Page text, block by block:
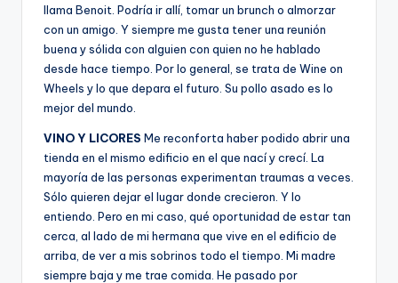
llama Benoit. Podría ir allí, tomar un brunch o almorzar
con un amigo. Y siempre me gusta tener una reunión
buena y sólida con alguien con quien no he hablado
desde hace tiempo. Por lo general, se trata de Wine on
Wheels y lo que depara el futuro. Su pollo asado es lo
mejor del mundo.
VINO Y LICORES Me reconforta haber podido abrir una
tienda en el mismo edificio en el que nací y crecí. La
mayoría de las personas experimentan traumas a veces.
Sólo quieren dejar el lugar donde crecieron. Y lo
entiendo. Pero en mi caso, qué oportunidad de estar tan
cerca, al lado de mi hermana que vive en el edificio de
arriba, de ver a mis sobrinos todo el tiempo. Mi madre
siempre baja y me trae comida. He pasado por